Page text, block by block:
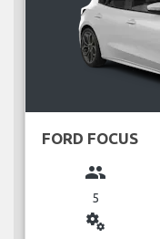
FORD FOCUS
group
5
miscellaneous_services